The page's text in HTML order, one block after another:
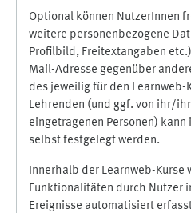
Optional können NutzerInnen
weitere personenbezogene
Profilbild, Freitextangaben
Mail-Adresse gegenüber
des jeweilig für den Learnweb-
Lehrenden (und ggf. von ihr/
eingetragenen Personen)
selbst festgelegt werden.
Innerhalb der Learnweb-Kurse
Funktionalitäten durch Nutzer
Ereignisse automatisiert